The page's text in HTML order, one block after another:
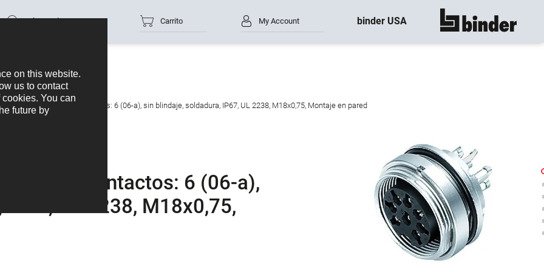
Número de parte Carrito My Account binder USA mostrar todo
de brida, Número de contactos: 6 (06-a), sin blindaje, soldadura, IP67, UL 2238, M18x0,75, Montaje en pared
de contactos: 6 (06-a),
IP67, UL 2238, M18x0,75,